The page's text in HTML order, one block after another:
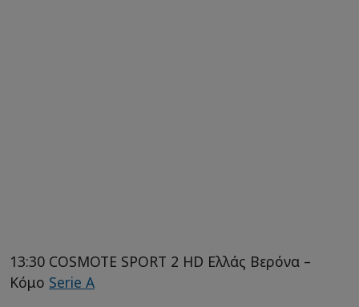
13:30 COSMOTE SPORT 2 HD Ελλάς Βερόνα –
Κόμο Serie A